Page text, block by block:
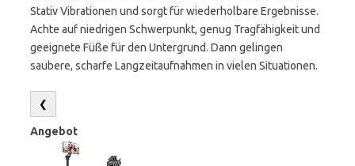
Stativ Vibrationen und sorgt für wiederholbare Ergebnisse.
Achte auf niedrigen Schwerpunkt, genug Tragfähigkeit und
geeignete Füße für den Untergrund. Dann gelingen
saubere, scharfe Langzeitaufnahmen in vielen Situationen.
❮
Angebot